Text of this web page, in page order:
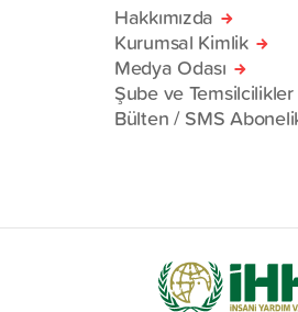
Hakkımızda
Kurumsal Kimlik
Medya Odası
Şube ve Temsilcilikler
Bülten / SMS